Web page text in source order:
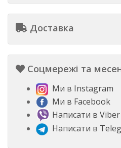
Доставка
Соцмережі та
Ми в Instagram
Ми в Facebook
Написати в Viber
Написати в